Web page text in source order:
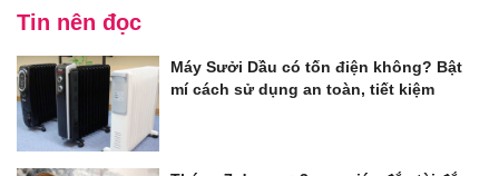
Tin nên đọc
Máy Sưởi Dầu có tốn điện không? Bật
mí cách sử dụng an toàn, tiết kiệm